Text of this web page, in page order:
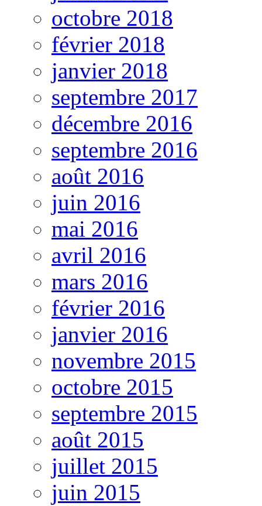
octobre 2018
février 2018
janvier 2018
septembre 2017
décembre 2016
septembre 2016
août 2016
juin 2016
mai 2016
avril 2016
mars 2016
février 2016
janvier 2016
novembre 2015
octobre 2015
septembre 2015
août 2015
juillet 2015
juin 2015